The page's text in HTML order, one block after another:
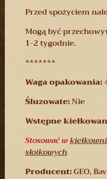
Przed spożyciem
Mogą być
1-2 tygodnie.
*******
Waga opakowania:
Śluzowate:Nie
Wstępne
Stosować w
słoikowych
Producent:GEO,